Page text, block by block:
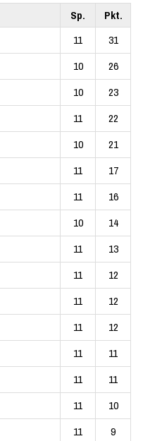
Sp.
Pkt.
11
31
10
26
10
23
11
22
10
21
11
17
11
16
10
14
11
13
11
12
11
12
11
12
11
11
11
11
11
10
11
9